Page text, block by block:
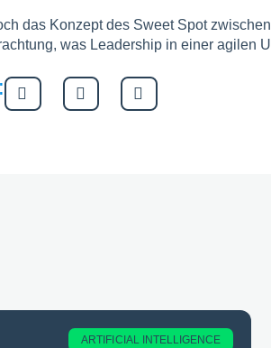
das Konzept des Sweet Spot
was Leadership in einer agilen
ARTIFICIAL INTELLIGENCE